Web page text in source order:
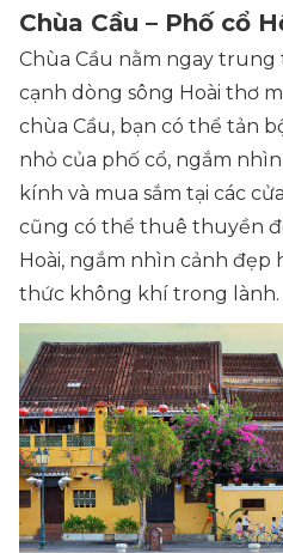
Chùa Cầu – Phố cổ
Chùa Cầu nằm ngay trung
cạnh dòng sông Hoài thơ
chùa Cầu, bạn có thể tản
nhỏ của phố cổ, ngắm
kính và mua sắm tại các
cũng có thể thuê thuyền
Hoài, ngắm nhìn cảnh đẹp
thức không khí trong lành.